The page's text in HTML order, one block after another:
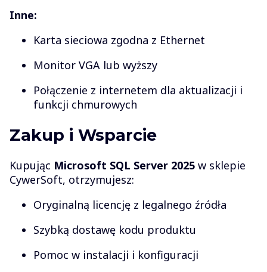
Inne:
Karta sieciowa zgodna z Ethernet
Monitor VGA lub wyższy
Połączenie z internetem dla aktualizacji i
funkcji chmurowych
Zakup i Wsparcie
Kupując Microsoft SQL Server 2025 w sklepie
CywerSoft, otrzymujesz:
Oryginalną licencję z legalnego źródła
Szybką dostawę kodu produktu
Pomoc w instalacji i konfiguracji